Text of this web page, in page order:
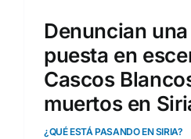
Denuncian
puesta en
Cascos
muertos en
¿QUÉ ESTÁ PASANDO EN SIRIA?